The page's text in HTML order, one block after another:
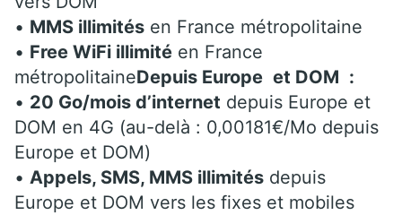
• MMS illimités en France métropolitaine
• Free WiFi illimité en France
métropolitaineDepuis Europe et DOM :
• 20 Go/mois d’internet depuis Europe et
DOM en 4G (au-delà : 0,00181€/Mo depuis
Europe et DOM)
• Appels, SMS, MMS illimités depuis
Europe et DOM vers les fixes et mobiles